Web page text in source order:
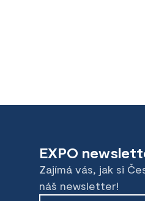
EXPO
Zajímá vás, jak si
náš newsletter!